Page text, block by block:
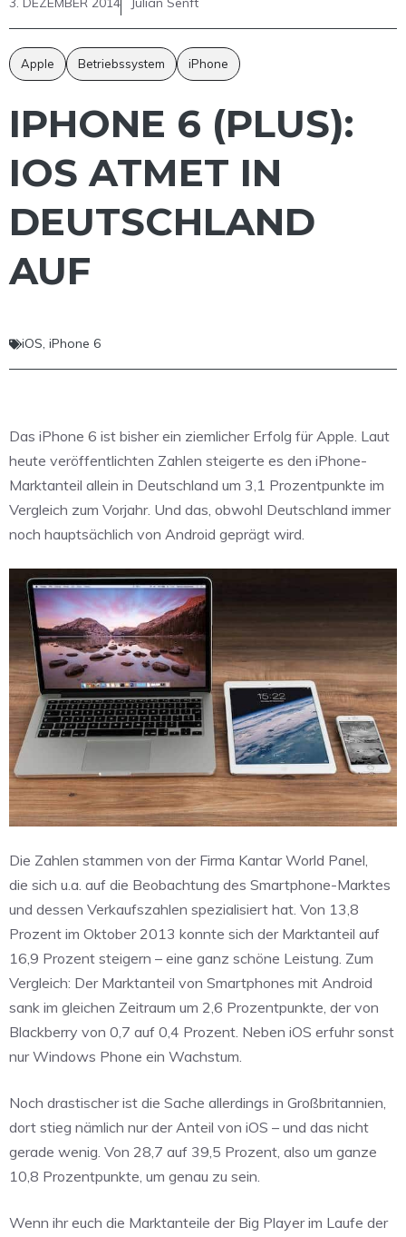
Apple Betriebssystem iPhone
IPHONE 6 (PLUS):
IOS ATMET IN
DEUTSCHLAND
AUF
iOS, iPhone 6
Das iPhone 6 ist bisher ein ziemlicher Erfolg für Apple. Laut
heute veröffentlichten Zahlen steigerte es den iPhone-
Marktanteil allein in Deutschland um 3,1 Prozentpunkte im
Vergleich zum Vorjahr. Und das, obwohl Deutschland immer
noch hauptsächlich von Android geprägt wird.
Die Zahlen stammen von der Firma Kantar World Panel,
die sich u.a. auf die Beobachtung des Smartphone-Marktes
und dessen Verkaufszahlen spezialisiert hat. Von 13,8
Prozent im Oktober 2013 konnte sich der Marktanteil auf
16,9 Prozent steigern – eine ganz schöne Leistung. Zum
Vergleich: Der Marktanteil von Smartphones mit Android
sank im gleichen Zeitraum um 2,6 Prozentpunkte, der von
Blackberry von 0,7 auf 0,4 Prozent. Neben iOS erfuhr sonst
nur Windows Phone ein Wachstum.
Noch drastischer ist die Sache allerdings in Großbritannien,
dort stieg nämlich nur der Anteil von iOS – und das nicht
gerade wenig. Von 28,7 auf 39,5 Prozent, also um ganze
10,8 Prozentpunkte, um genau zu sein.
Wenn ihr euch die Marktanteile der Big Player im Laufe der